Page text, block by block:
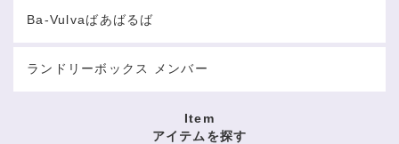
Ba-Vulvaばあばるば
ランドリーボックス メンバー
Item
アイテムを探す